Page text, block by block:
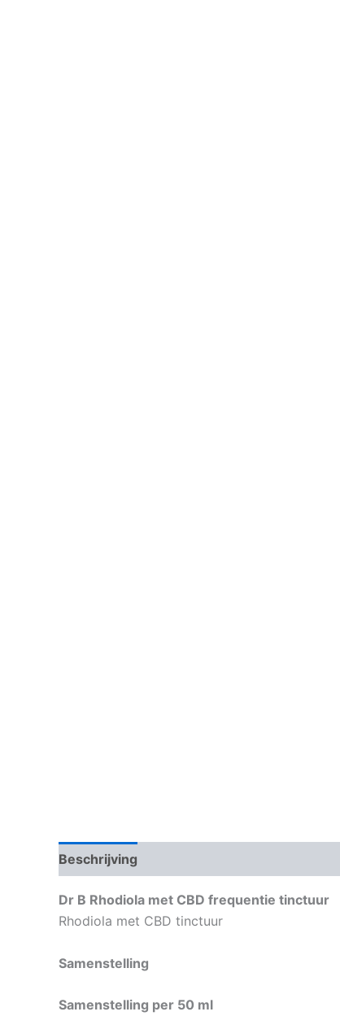
Beschrijving
Dr B Rhodiola met CBD frequentie tinctuur
Rhodiola met CBD tinctuur
Samenstelling
Samenstelling per 50 ml